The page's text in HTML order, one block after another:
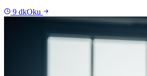
9 dkOku